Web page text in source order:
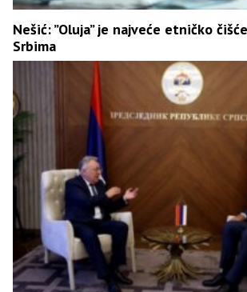
Nešić: ”Oluja” je najveće etničko
Srbima